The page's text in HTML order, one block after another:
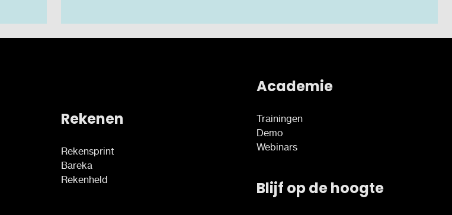
Rekenen
Rekensprint
Bareka
Rekenheld
Academie
Trainingen
Demo
Webinars
Blijf op de hoogte